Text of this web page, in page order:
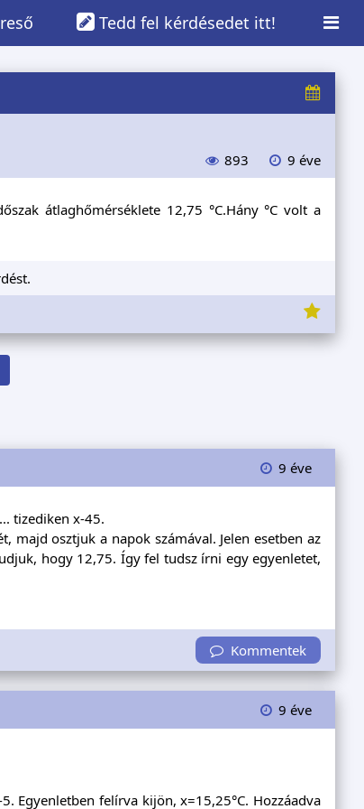
Tedd fel kérdésedet itt!
893 9 éve
átlaghőmérséklete 12,75 °C.Hány °C volt a
9 éve
tizediken x-45.
majd osztjuk a napok számával. Jelen esetben az
hogy 12,75. Így fel tudsz írni egy egyenletet,
Kommentek
9 éve
Egyenletben felírva kijön, x=15,25°C. Hozzáadva